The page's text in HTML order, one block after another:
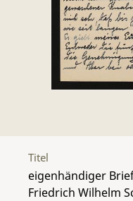
Titel
eigenhändiger
Friedrich Wilhelm